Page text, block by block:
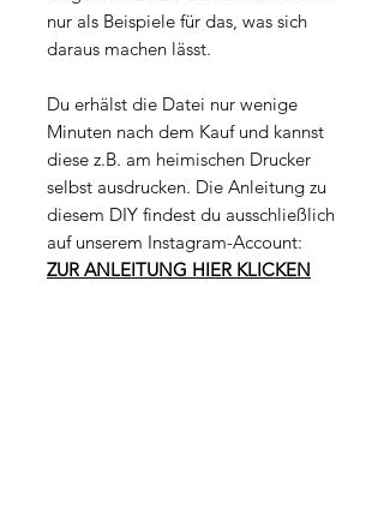
nur als Beispiele für das, was sich
daraus machen lässt.
Du erhälst die Datei nur wenige
Minuten nach dem Kauf und kannst
diese z.B. am heimischen Drucker
selbst ausdrucken. Die Anleitung zu
diesem DIY findest du ausschließlich
auf unserem Instagram-Account:
ZUR ANLEITUNG HIER KLICKEN